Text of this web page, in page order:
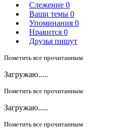
Слежение 0
Ваши темы 0
Упоминания 0
Нравится 0
Друзья пишут
Пометить все прочитанным
Загружаю.....
Пометить все прочитанным
Загружаю.....
Пометить все прочитанным